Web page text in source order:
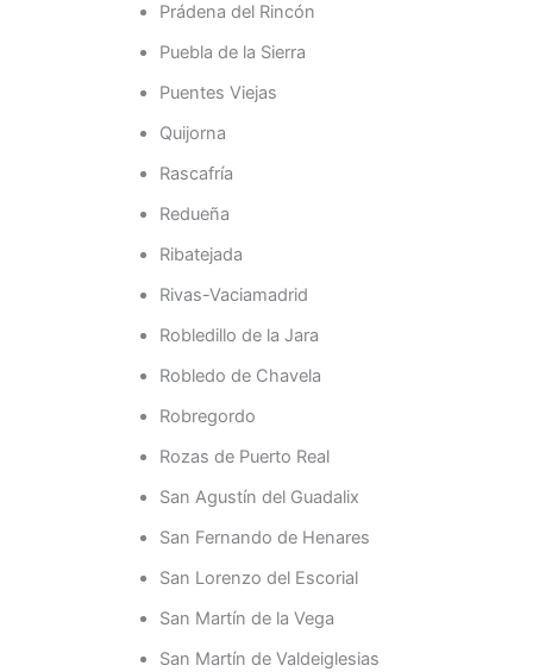
Prádena del Rincón
Puebla de la Sierra
Puentes Viejas
Quijorna
Rascafría
Redueña
Ribatejada
Rivas-Vaciamadrid
Robledillo de la Jara
Robledo de Chavela
Robregordo
Rozas de Puerto Real
San Agustín del Guadalix
San Fernando de Henares
San Lorenzo del Escorial
San Martín de la Vega
San Martín de Valdeiglesias